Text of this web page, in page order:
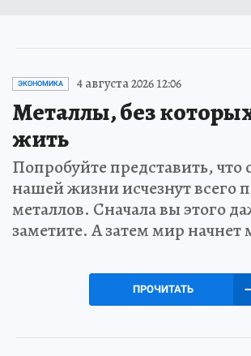
ЭКОНОМИКА 4 августа 2026 12:06
Металлы, без
жить
Попробуйте представить,
нашей жизни исчезнут всего
металлов. Сначала вы этого
заметите. А затем мир начнет
ПРОЧИТАТЬ